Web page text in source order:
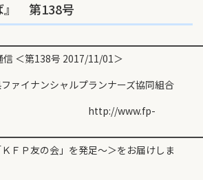
』 第138号
＜第138号 2017/11/01＞
ンシャルプランナーズ協同組合
www.fp-
ＦＰ友の会」を発足～＞をお届けしま